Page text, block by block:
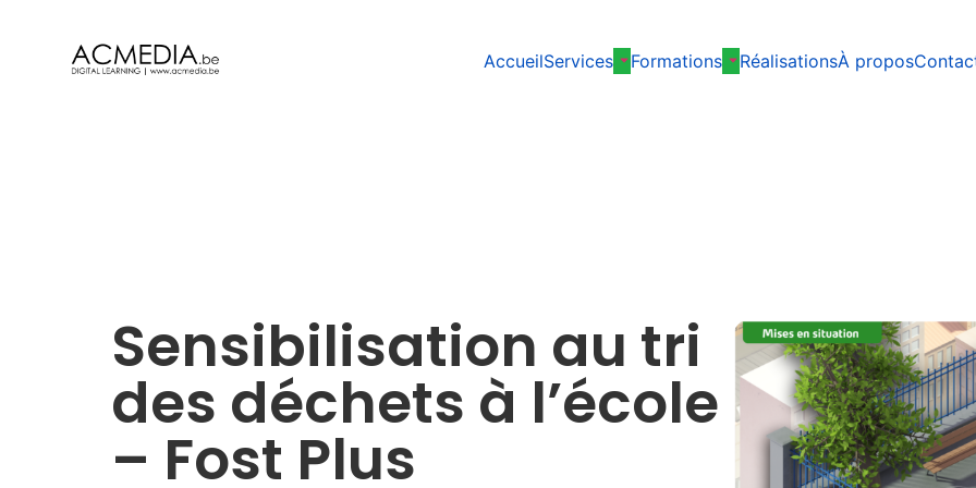
AccueilServices Formations RéalisationsÀ propos
Sensibilisation au tri
des déchets à l’école
– Fost Plus